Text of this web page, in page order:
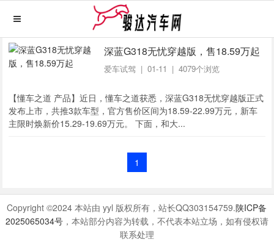
深蓝G318无忧穿越版，售18.59万起
爱车试驾 | 01-11 | 4079个浏览
【懂车之道 产品】近日，懂车之道获悉，深蓝G318无忧穿越版正式
发布上市，共推3款车型，官方售价区间为18.59-22.99万元，新车
主限时焕新价15.29-19.69万元。 下面，和大...
1
Copyright ©2024 本站由 yyl 版权所有，站长QQ303154759.陕ICP备
2025065034号，本站部分内容为转载，不代表本站立场，如有侵权请
联系处理